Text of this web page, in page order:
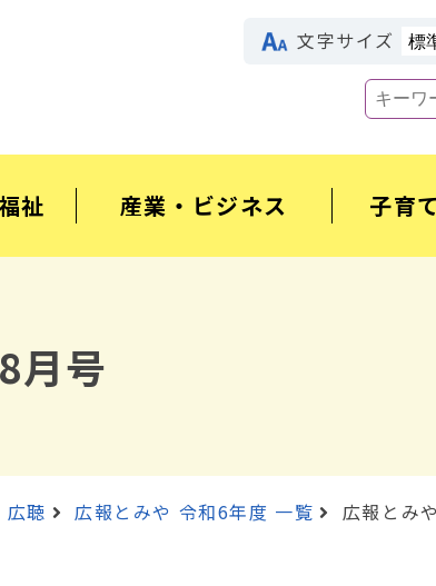
文字サイズ 標
祉 産業・ビジネス 子育
月号
広聴 広報とみや 令和6年度 一覧 広報とみ